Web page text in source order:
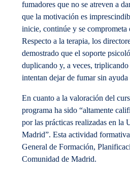
fumadores que no se atreven a
que la motivación es
inicie, continúe y se comprometa
Respecto a la terapia, los
demostrado que el soporte
duplicando y, a veces,
intentan dejar de fumar sin
En cuanto a la valoración del
programa ha sido “altamente
por las prácticas realizadas en la
Madrid”. Esta actividad
General de Formación,
Comunidad de Madrid.